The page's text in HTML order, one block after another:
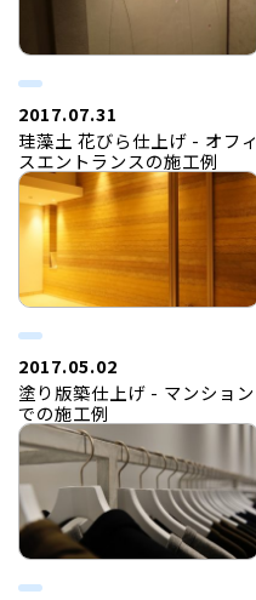
2017.07.31
珪藻土 花びら仕上げ - オフィ
スエントランスの施工例
2017.05.02
塗り版築仕上げ - マンション
での施工例